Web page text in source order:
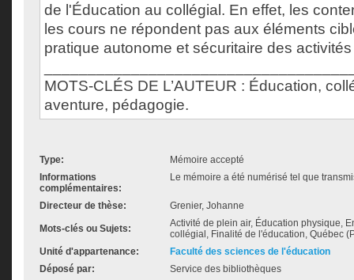
de l'Éducation au collégial. En effet, les
les cours ne répondent pas aux éléments
pratique autonome et sécuritaire des
MOTS-CLÉS DE L’AUTEUR : Éducation,
aventure, pédagogie.
Type:
Mémoire accepté
Informations
complémentaires:
Le mémoire a été numérisé tel que
Directeur de thèse: Grenier, Johanne
Mots-clés ou Sujets:
Activité de plein air, Éducation physique,
collégial, Finalité de l'éducation, Québec
Unité d'appartenance:
Faculté des sciences de l'éducation
Déposé par:
Service des bibliothèques